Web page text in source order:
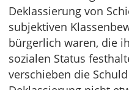
Deklassierung von
subjektiven
bürgerlich waren, die
sozialen Status
verschieben die